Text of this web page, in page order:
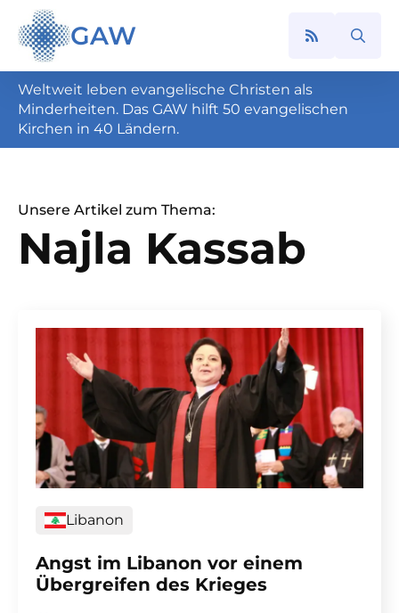
GAW
Search
Weltweit leben evangelische Christen als
Minderheiten. Das GAW hilft 50 evangelischen
Kirchen in 40 Ländern.
Unsere Artikel zum Thema:
Najla Kassab
Libanon
Angst im Libanon vor einem
Übergreifen des Krieges